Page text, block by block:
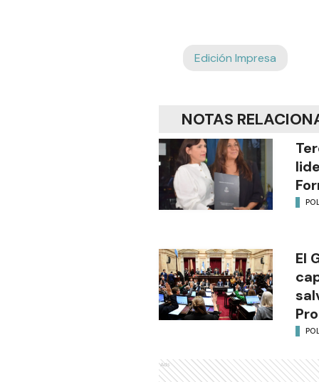
Edición Impresa
NOTAS
El
Ads